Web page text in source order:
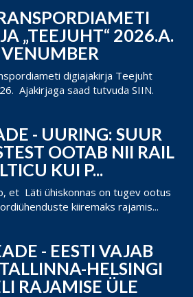
„TEEJUHT“ 2026.A.
digiajakirja Teejuht
Ajakirjaga saad tutvuda SIIN.
- UURING: SUUR
OOTAB NII RAIL
KUI P...
et Läti ühiskonnas on tugev ootus
kiiremaks rajamis...
- EESTI VAJAB
HELSINGI
RAJAMISE ÜLE